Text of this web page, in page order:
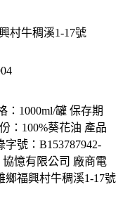
村牛稠溪1-17號
1000ml/罐 保存期
100%葵花油 產品
號：B153787942-
憶有限公司 廠商電
鄉福興村牛稠溪1-17號